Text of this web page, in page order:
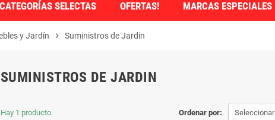
CATEGORÍAS SELECTAS OFERTAS! MARCAS ESPECIALES
y Jardín chevron_right Suministros de Jardin
SUMINISTROS DE JARDIN
Ordenar por: Seleccionar
Hay 1 producto.